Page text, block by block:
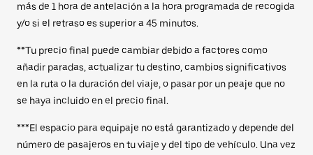
más de 1 hora de antelación a la hora programada de recogida
y/o si el retraso es superior a 45 minutos.
**Tu precio final puede cambiar debido a factores como
añadir paradas, actualizar tu destino, cambios significativos
en la ruta o la duración del viaje, o pasar por un peaje que no
se haya incluido en el precio final.
***El espacio para equipaje no está garantizado y depende del
número de pasajeros en tu viaje y del tipo de vehículo. Una vez